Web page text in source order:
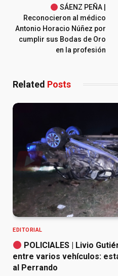
SÁENZ PEÑA |
Reconocieron al médico
Antonio Horacio Núñez por
cumplir sus Bodas de Oro
en la profesión
Related Posts
EDITORIAL
POLICIALES | Livio
entre varios vehículos:
al Perrando